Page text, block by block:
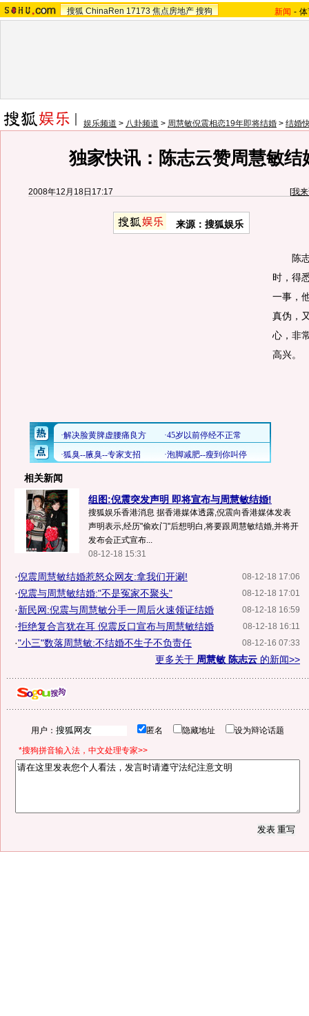
搜狐 ChinaRen 17173 焦点房地产 搜狗 新闻 -
娱乐频道 > 八卦频道 > 周慧敏倪震相恋19年即将结婚 > 结婚
独家快讯：陈志云赞周慧敏结
2008年12月18日17:17 [我
来源：搜狐娱乐
陈志
时，得
一事，
真伪，
心，非
高兴。
相关新闻
组图:倪震突发声明 即将宣布与周慧敏结婚!
搜狐娱乐香港消息 据香港媒体透露,倪震向香港媒体发表
声明表示,经历"偷欢门"后想明白,将要跟周慧敏结婚,并将开
发布会正式宣布...
08-12-18 15:31
08-12-18 17:06
·倪震周慧敏结婚惹怒众网友:拿我们开涮!
08-12-18 17:01
·倪震与周慧敏结婚:"不是冤家不聚头"
08-12-18 16:59
·新民网:倪震与周慧敏分手一周后火速领证结婚
08-12-18 16:11
·拒绝复合言犹在耳 倪震反口宣布与周慧敏结婚
08-12-16 07:33
·"小三"数落周慧敏:不结婚不生子不负责任
更多关于 周慧敏 陈志云 的新闻>>
用户： 匿名 隐藏地址 设为辩论话题
*搜狗拼音输入法，中文处理专家>>